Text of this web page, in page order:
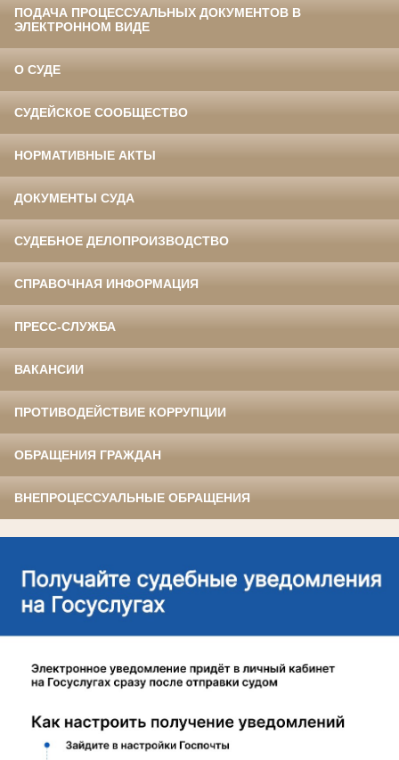
ПОДАЧА ПРОЦЕССУАЛЬНЫХ ДОКУМЕНТОВ В
ЭЛЕКТРОННОМ ВИДЕ
О СУДЕ
СУДЕЙСКОЕ СООБЩЕСТВО
НОРМАТИВНЫЕ АКТЫ
ДОКУМЕНТЫ СУДА
СУДЕБНОЕ ДЕЛОПРОИЗВОДСТВО
СПРАВОЧНАЯ ИНФОРМАЦИЯ
ПРЕСС-СЛУЖБА
ВАКАНСИИ
ПРОТИВОДЕЙСТВИЕ КОРРУПЦИИ
ОБРАЩЕНИЯ ГРАЖДАН
ВНЕПРОЦЕССУАЛЬНЫЕ ОБРАЩЕНИЯ